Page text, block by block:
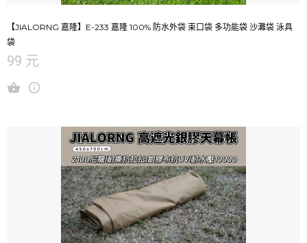
【JIALORNG 嘉隆】E-233 嘉隆 100% 防水外袋 束口袋 多功能袋 沙灘袋 泳具
袋
99 元